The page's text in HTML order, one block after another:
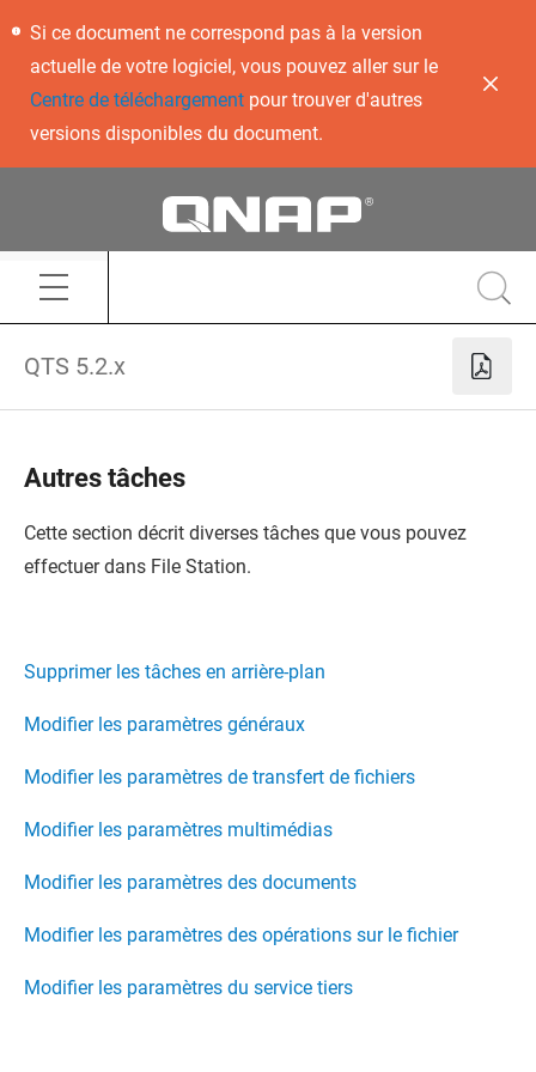
Si ce document ne correspond pas à la version
actuelle de votre logiciel, vous pouvez aller sur le
Centre de téléchargementpour trouver d'autres
versions disponibles du document.
QTS 5.2.x
Autres tâches
Cette section décrit diverses tâches que vous pouvez
effectuer dans File Station.
Supprimer les tâches en arrière-plan
Modifier les paramètres généraux
Modifier les paramètres de transfert de fichiers
Modifier les paramètres multimédias
Modifier les paramètres des documents
Modifier les paramètres des opérations sur le fichier
Modifier les paramètres du service tiers